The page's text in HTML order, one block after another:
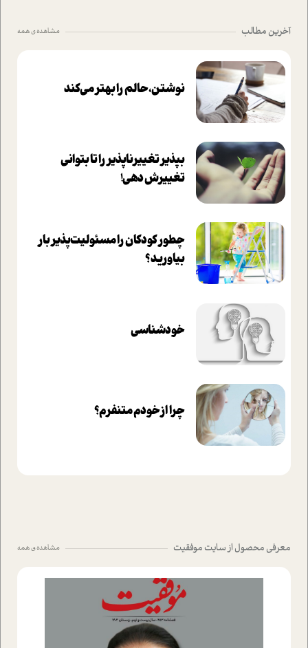
آخرین مطالب مشاهده ی همه
نوشتن، حالم را بهتر می‌کند
بپذير تغييرناپذير را تا بتواني
تغييرش دهي!‏
چطور کودکان را مسئولیت‌پذیر بار
بیاورید؟
خودشناسی
چرا از خودم متنفرم؟
معرفی محصول از سایت موفقیت مشاهده ی همه